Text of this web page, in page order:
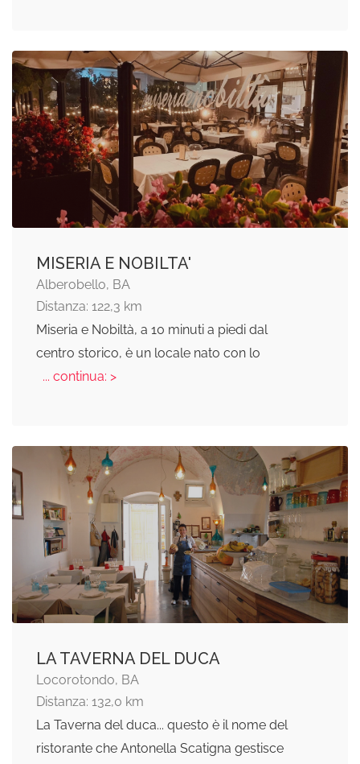
MISERIA E NOBILTA'
Alberobello, BA
Distanza: 122,3 km
Miseria e Nobiltà, a 10 minuti a piedi dal
centro storico, è un locale nato con lo
... continua: >
LA TAVERNA DEL DUCA
Locorotondo, BA
Distanza: 132,0 km
La Taverna del duca... questo è il nome del
ristorante che Antonella Scatigna gestisce